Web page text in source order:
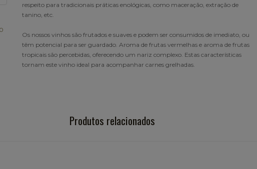
respeito para tradicionais práticas enológicas, como maceração, extração de
tanino, etc.
Os nossos vinhos são frutados e suaves e podem ser consumidos de imediato, ou
têm potencial para ser guardado. Aroma de frutas vermelhas e aroma de frutas
tropicais são percebidas, oferecendo um nariz complexo. Estas características
tornam este vinho ideal para acompanhar carnes grelhadas.
Produtos relacionados